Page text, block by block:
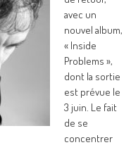
avec un
nouvel album,
« Inside
Problems »,
dont la sortie
est prévue le
3 juin. Le fait
de se
concentrer